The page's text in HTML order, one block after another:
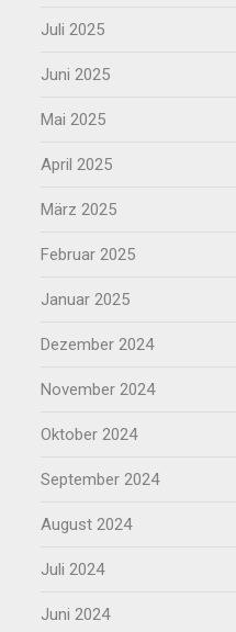
Juli 2025
Juni 2025
Mai 2025
April 2025
März 2025
Februar 2025
Januar 2025
Dezember 2024
November 2024
Oktober 2024
September 2024
August 2024
Juli 2024
Juni 2024